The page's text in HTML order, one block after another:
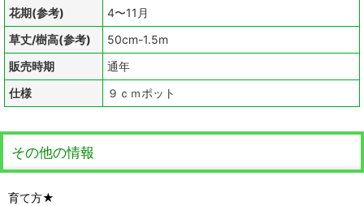
花期(参考)
4〜11月
草丈/樹高(参考)
50cm-1.5m
販売時期
通年
仕様
９ｃｍポット
その他の情報
育て方★